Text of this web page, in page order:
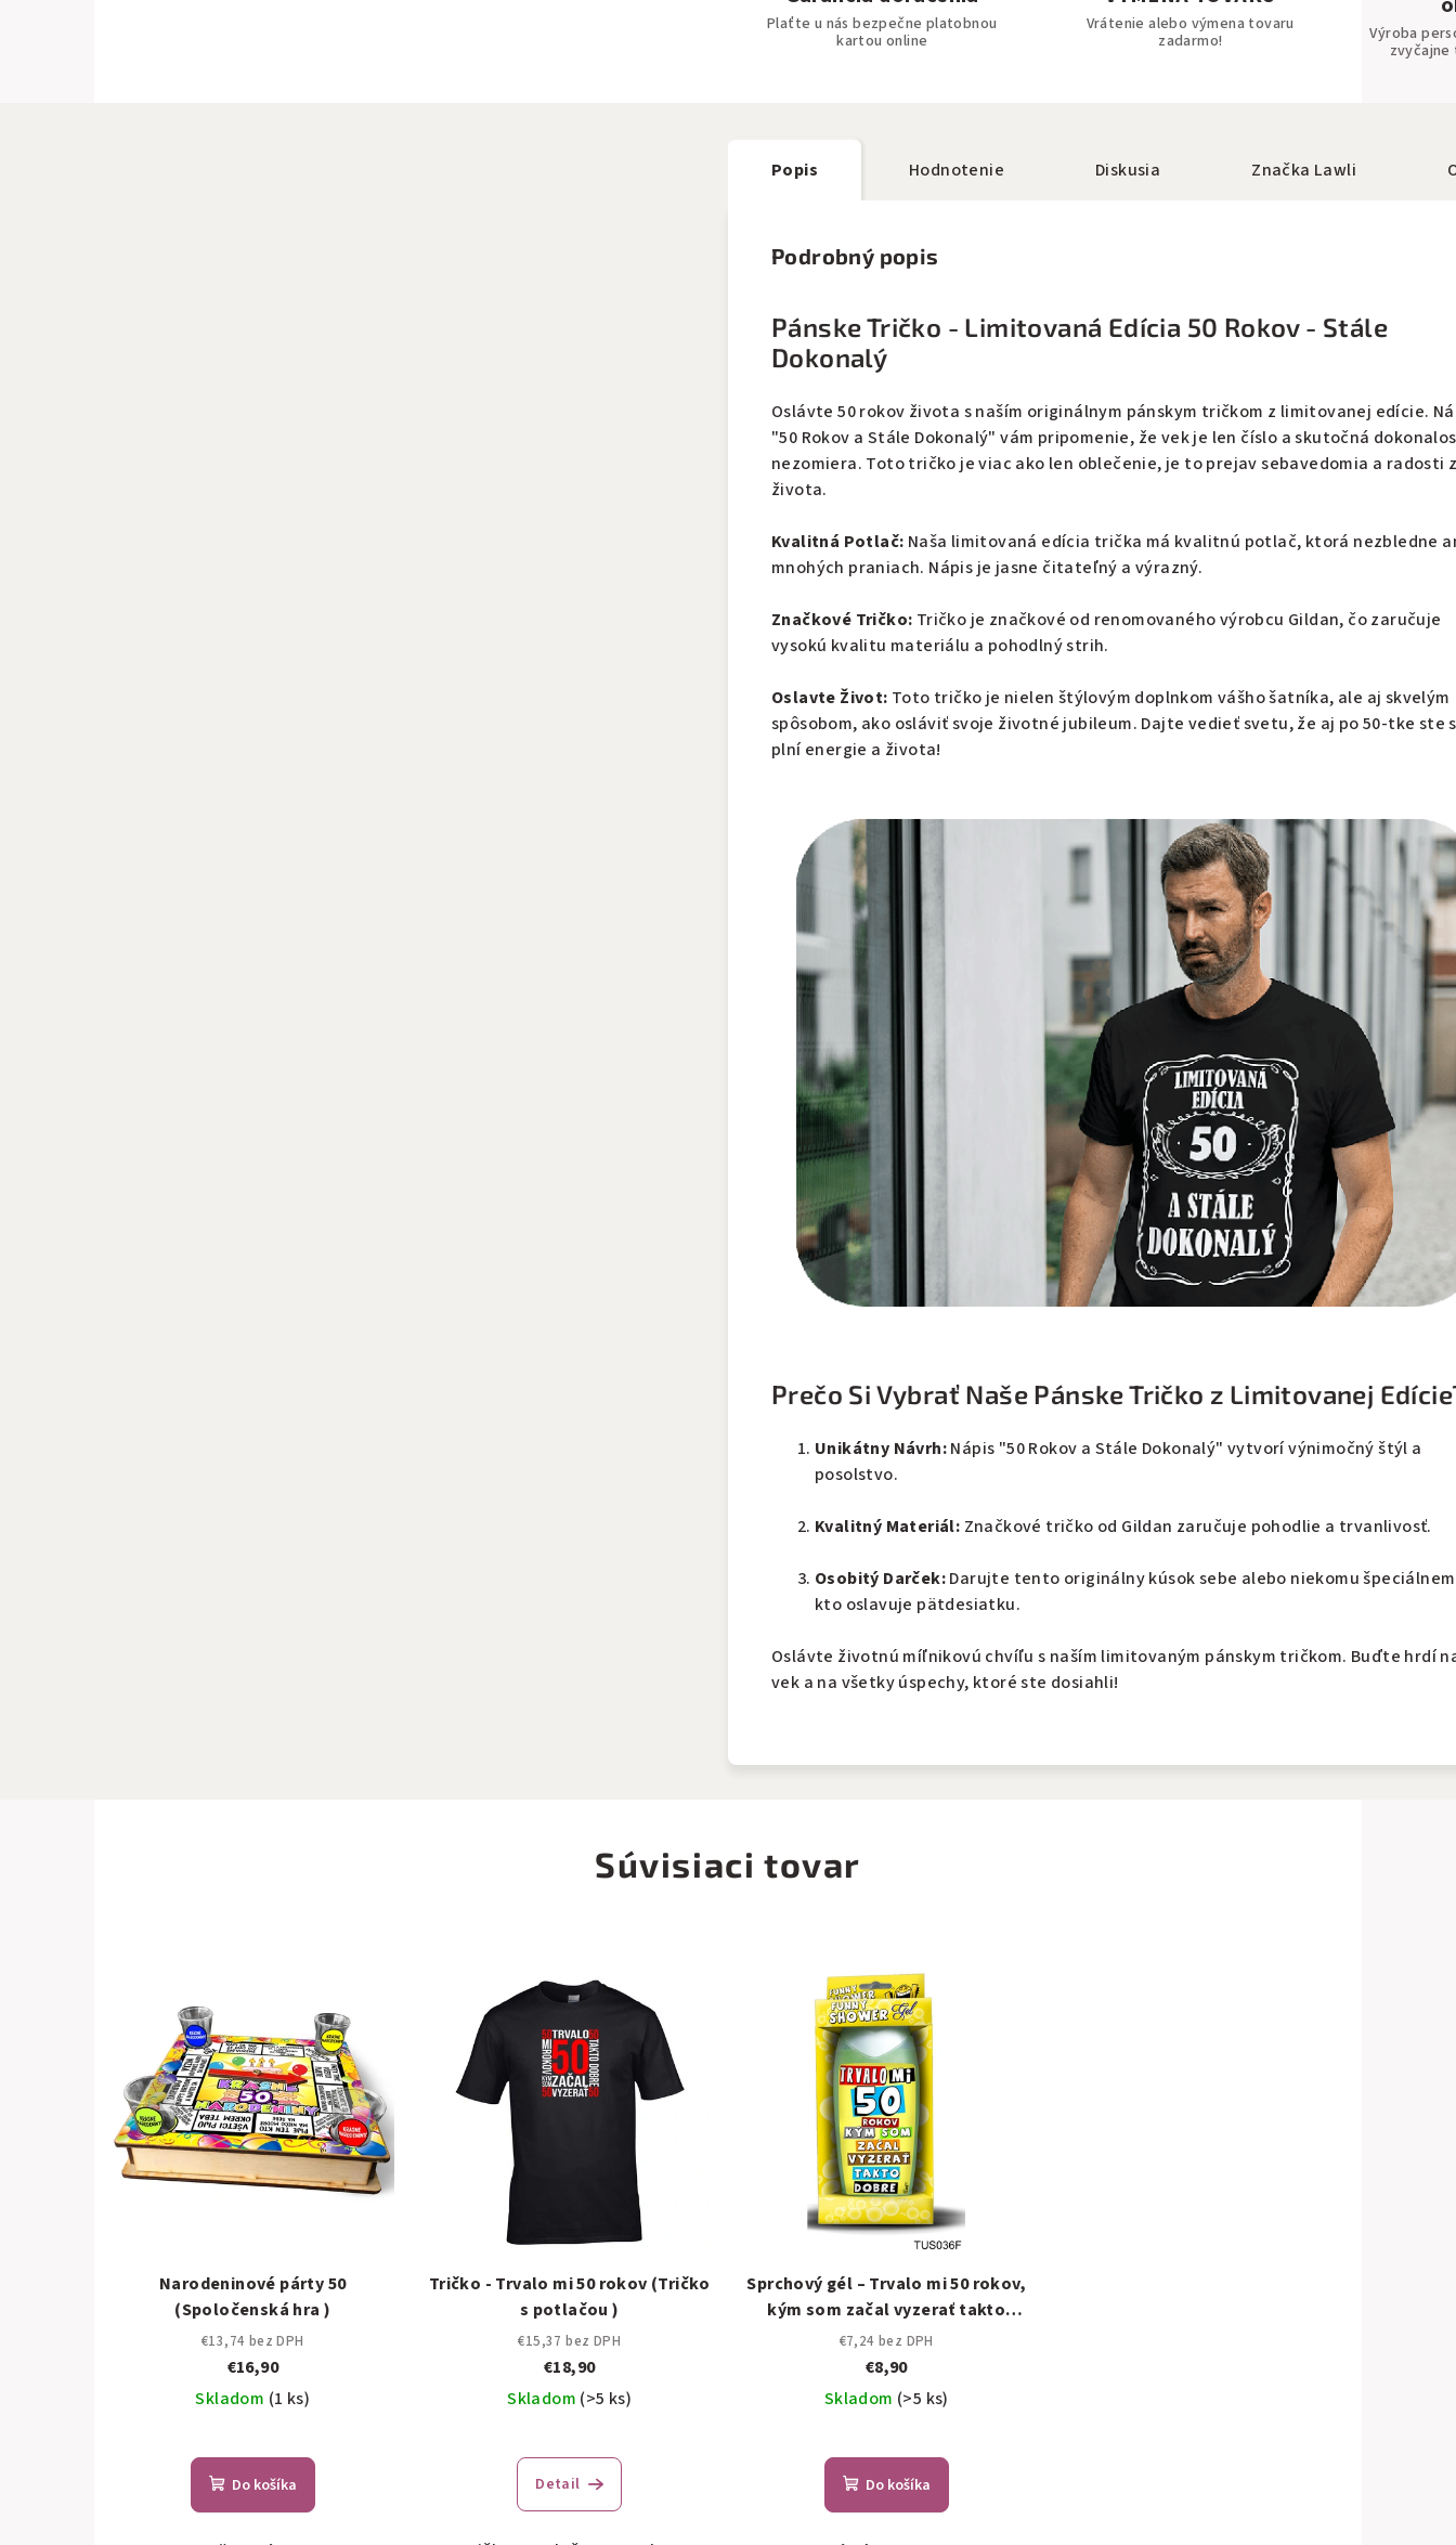
Plaťte u nás bezpečne platobnou
kartou online
Vrátenie alebo výmena tovaru
zadarmo!
Výroba
zvyčajne
Popis Hodnotenie Diskusia Značka Lawli
Podrobný popis
Pánske Tričko - Limitovaná Edícia 50 Rokov - Stále
Dokonalý
Oslávte 50 rokov života s naším originálnym pánskym tričkom z limitovanej edície.
"50 Rokov a Stále Dokonalý" vám pripomenie, že vek je len číslo a skutočná
nezomiera. Toto tričko je viac ako len oblečenie, je to prejav sebavedomia a radosti
života.
Kvalitná Potlač: Naša limitovaná edícia trička má kvalitnú potlač, ktorá nezbledne
mnohých praniach. Nápis je jasne čitateľný a výrazný.
Značkové Tričko: Tričko je značkové od renomovaného výrobcu Gildan, čo zaručuje
vysokú kvalitu materiálu a pohodlný strih.
Oslavte Život: Toto tričko je nielen štýlovým doplnkom vášho šatníka, ale aj skvelým
spôsobom, ako osláviť svoje životné jubileum. Dajte vedieť svetu, že aj po 50-tke ste
plní energie a života!
Prečo Si Vybrať Naše Pánske Tričko z Limitovanej
Unikátny Návrh:Nápis "50 Rokov a Stále Dokonalý" vytvorí výnimočný štýl a
posolstvo.
Kvalitný Materiál: Značkové tričko od Gildan zaručuje pohodlie a trvanlivosť.
Osobitý Darček:Darujte tento originálny kúsok sebe alebo niekomu
kto oslavuje pätdesiatku.
Oslávte životnú míľnikovú chvíľu s naším limitovaným pánskym tričkom. Buďte hrdí
vek a na všetky úspechy, ktoré ste dosiahli!
Súvisiaci tovar
Narodeninové párty 50
(Spoločenská hra )
€13,74 bez DPH
€16,90
Skladom (1 ks)
Do košíka
Tričko - Trvalo mi 50 rokov (Tričko
s potlačou )
€15,37 bez DPH
€18,90
Skladom (>5 ks)
Detail
Sprchový gél – Trvalo mi 50 rokov,
kým som začal vyzerať takto
dobre!
€7,24 bez DPH
€8,90
Skladom (>5 ks)
Do košíka